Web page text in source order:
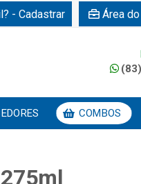
- Cadastrar Área
COMBOS